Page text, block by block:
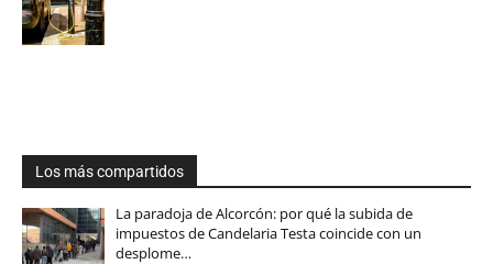
Los más compartidos
La paradoja de Alcorcón: por qué la subida de
impuestos de Candelaria Testa coincide con un
desplome…